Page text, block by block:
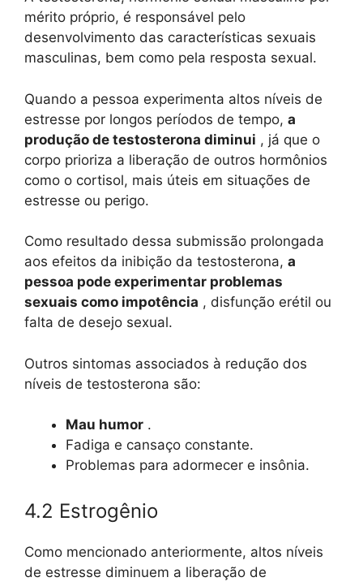
mérito próprio, é responsável pelo
desenvolvimento das características sexuais
masculinas, bem como pela resposta sexual.
Quando a pessoa experimenta altos níveis de
estresse por longos períodos de tempo, a
produção de testosterona diminui , já que o
corpo prioriza a liberação de outros hormônios
como o cortisol, mais úteis em situações de
estresse ou perigo.
Como resultado dessa submissão prolongada
aos efeitos da inibição da testosterona, a
pessoa pode experimentar problemas
sexuais como impotência , disfunção erétil ou
falta de desejo sexual.
Outros sintomas associados à redução dos
níveis de testosterona são:
Mau humor .
Fadiga e cansaço constante.
Problemas para adormecer e insônia.
4.2 Estrogênio
Como mencionado anteriormente, altos níveis
de estresse diminuem a liberação de